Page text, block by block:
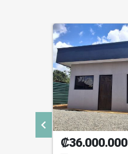
₡36.000.000